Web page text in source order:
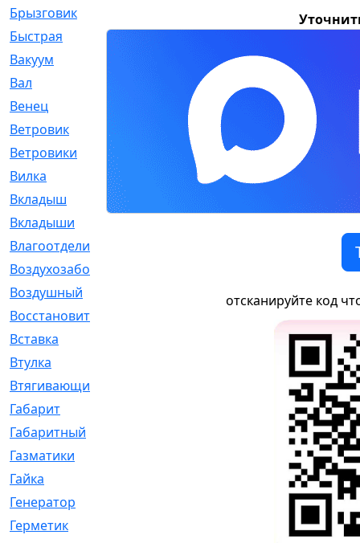
Брызговик
Быстрая
Вакуум
Вал
Венец
Ветровик
Ветровики
Вилка
Вкладыш
Вкладыши
Влагоотделитель
Воздухозаборник
Воздушный
Восстановительный
Вставка
Втулка
Втягивающий
Габарит
Габаритный
Газматики
Гайка
Генератор
Герметик
отсканируйте код